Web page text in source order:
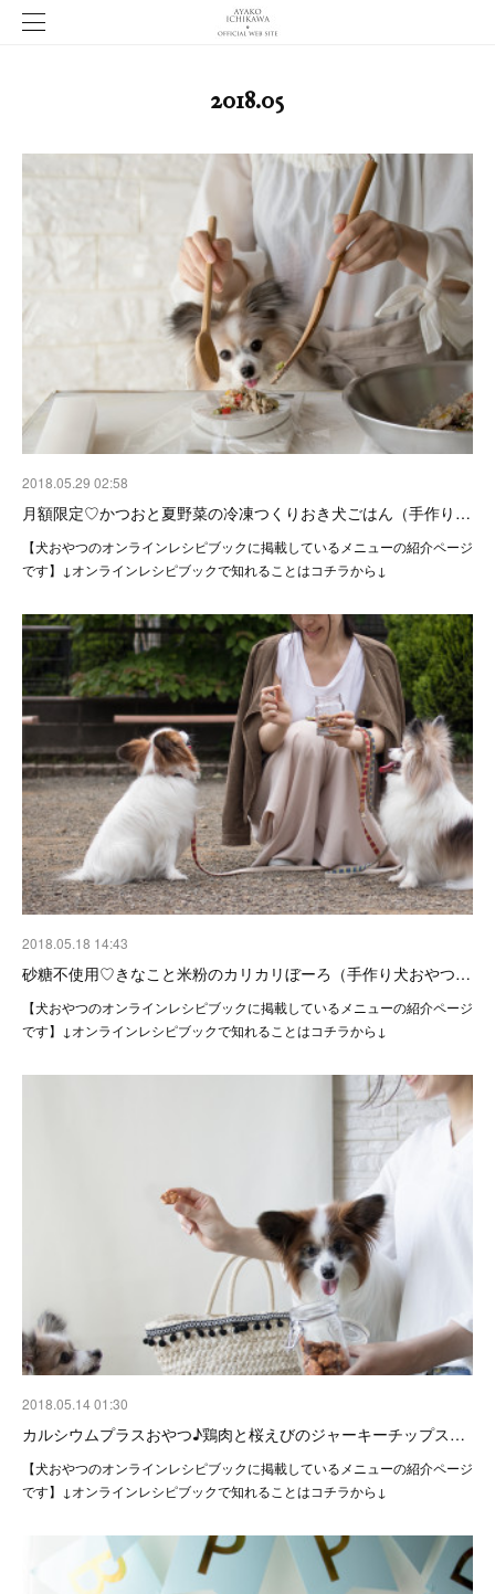
2018.05
2018.05.29 02:58
月額限定♡かつおと夏野菜の冷凍つくりおき犬ごはん（手作り…
【犬おやつのオンラインレシピブックに掲載しているメニューの紹介ページ
です】↓オンラインレシピブックで知れることはコチラから↓
2018.05.18 14:43
砂糖不使用♡きなこと米粉のカリカリぼーろ（手作り犬おやつ…
【犬おやつのオンラインレシピブックに掲載しているメニューの紹介ページ
です】↓オンラインレシピブックで知れることはコチラから↓
2018.05.14 01:30
カルシウムプラスおやつ♪鶏肉と桜えびのジャーキーチップス…
【犬おやつのオンラインレシピブックに掲載しているメニューの紹介ページ
です】↓オンラインレシピブックで知れることはコチラから↓